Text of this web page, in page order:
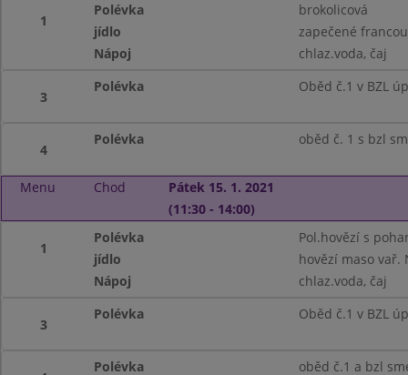
1
Polévka
brokolicová
jídlo
zapečené
Nápoj
chlaz.voda, čaj
3
Polévka Oběd č.1 v BZL
4
Polévka oběd č. 1 s bzl
Menu Chod
Pátek 15. 1. 2021
(11:30 - 14:00)
1
Polévka
Pol.hovězí s
jídlo
hovězí maso vař.
Nápoj
chlaz.voda, čaj
3
Polévka Oběd č.1 v BZL
Polévka oběd č.1 a bzl